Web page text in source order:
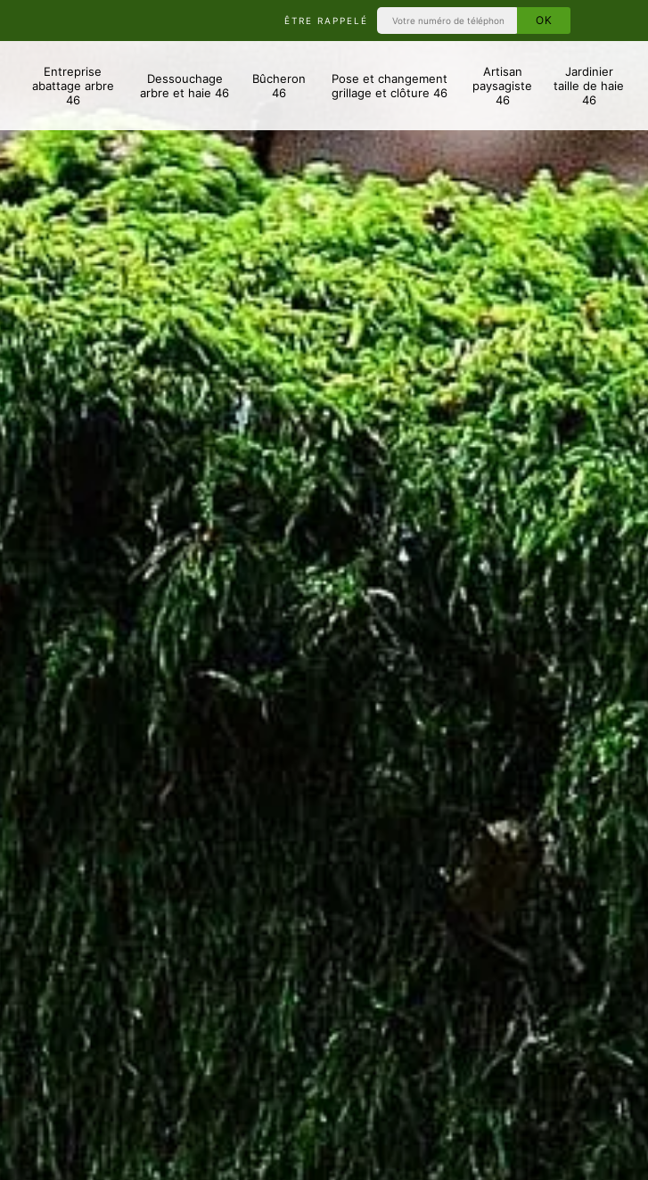
ÊTRE RAPPELÉ
Entreprise
abattage arbre
46
Dessouchage
arbre et haie 46
Bûcheron
46
Pose et changement
grillage et clôture 46
Artisan
paysagiste
46
Jardinier
taille de haie
46